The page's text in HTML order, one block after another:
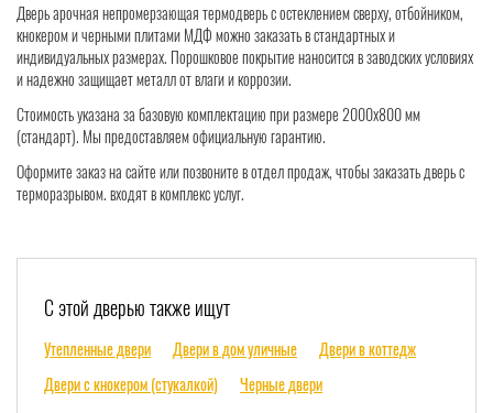
Дверь арочная непромерзающая термодверь с остеклением сверху, отбойником,
кнокером и черными плитами МДФ можно заказать в стандартных и
индивидуальных размерах. Порошковое покрытие наносится в заводских условиях
и надежно защищает металл от влаги и коррозии.
Стоимость указана за базовую комплектацию при размере 2000x800 мм
(стандарт). Мы предоставляем официальную гарантию.
Оформите заказ на сайте или позвоните в отдел продаж, чтобы заказать дверь с
терморазрывом. входят в комплекс услуг.
С этой дверью также ищут
Утепленные двери Двери в дом уличные
Двери в коттедж
Двери с кнокером (стукалкой)
Черные двери